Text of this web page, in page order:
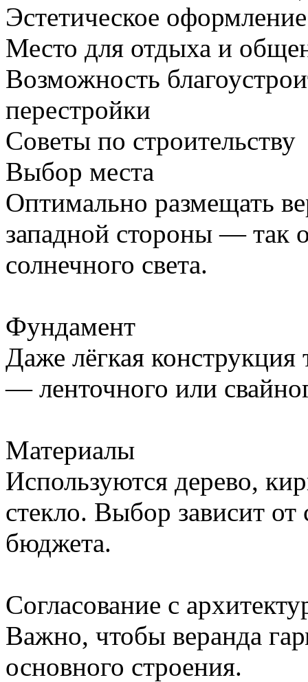
Эстетическое
Место для отдыха и
Возможность
перестройки
Советы по строительству
Выбор места
Оптимально размещать
западной стороны — так
солнечного света.
Фундамент
Даже лёгкая конструкция
— ленточного или
Материалы
Используются дерево,
стекло. Выбор зависит
бюджета.
Согласование с
Важно, чтобы веранда
основного строения.